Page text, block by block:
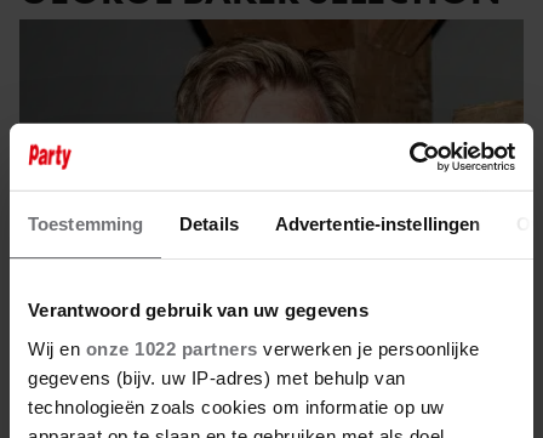
Toestemming Details Advertentie-instellingen
Verantwoord gebruik van uw gegevens
Wij en onze 1022 partners verwerken je persoonlijke
gegevens (bijv. uw IP-adres) met behulp van
technologieën zoals cookies om informatie op uw
17 mei 2025